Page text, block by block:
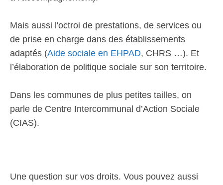
Mais aussi l'octroi de prestations, de services ou
de prise en charge dans des établissements
adaptés (Aide sociale en EHPAD, CHRS …). Et
l’élaboration de politique sociale sur son territoire.
Dans les communes de plus petites tailles, on
parle de Centre Intercommunal d’Action Sociale
(CIAS).
Une question sur vos droits. Vous pouvez aussi